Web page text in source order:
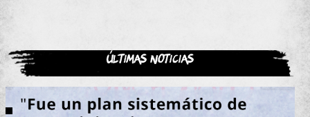
Últimas noticias